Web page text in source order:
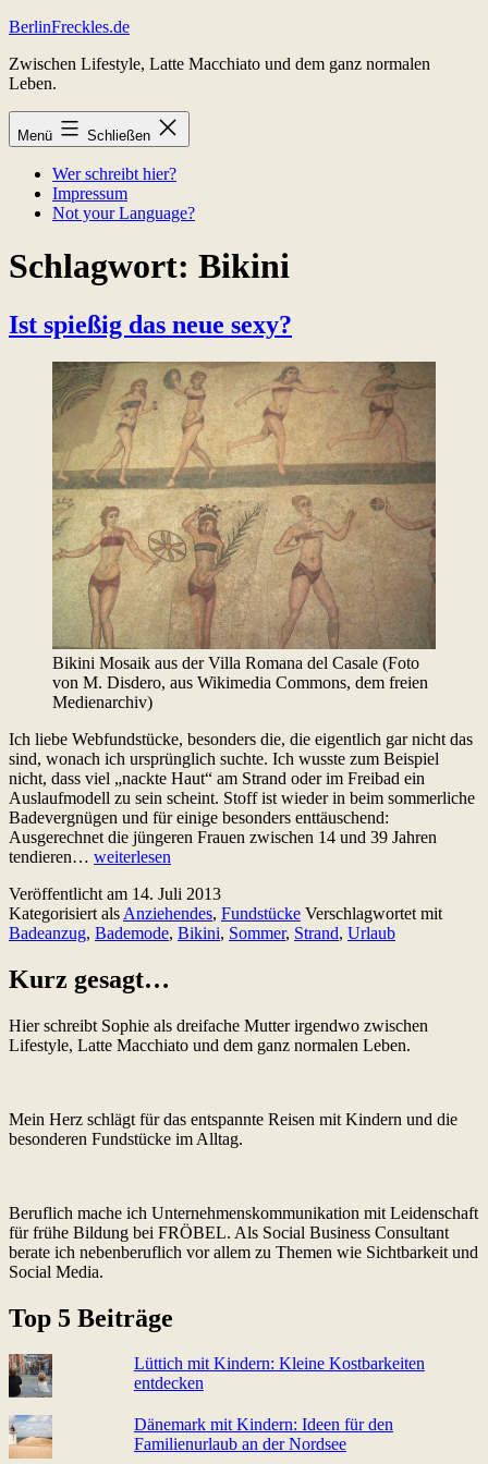
Zum
springen
BerlinFreckles.de
Zwischen Lifestyle, Latte Macchiato und dem ganz normalen
Leben.
Menü Schließen
Wer schreibt hier?
Impressum
Not your Language?
Schlagwort: Bikini
Ist spießig das neue sexy?
Bikini Mosaik aus der Villa Romana del Casale (Foto
von M. Disdero, aus Wikimedia Commons, dem freien
Medienarchiv)
Ich liebe Webfundstücke, besonders die, die eigentlich gar nicht das
sind, wonach ich ursprünglich suchte. Ich wusste zum Beispiel
nicht, dass viel „nackte Haut“ am Strand oder im Freibad ein
Auslaufmodell zu sein scheint. Stoff ist wieder in beim sommerliche
Badevergnügen und für einige besonders enttäuschend:
Ausgerechnet die jüngeren Frauen zwischen 14 und 39 Jahren
tendieren… Ist
das
neue
sexy?
weiterlesen
Veröffentlicht am 14. Juli 2013
Kategorisiert als Anziehendes, Fundstücke Verschlagwortet mit
Badeanzug, Bademode, Bikini, Sommer, Strand, Urlaub
Kurz gesagt…
Hier schreibt Sophie als dreifache Mutter irgendwo zwischen
Lifestyle, Latte Macchiato und dem ganz normalen Leben.
Mein Herz schlägt für das entspannte Reisen mit Kindern und die
besonderen Fundstücke im Alltag.
Beruflich mache ich Unternehmenskommunikation mit Leidenschaft
für frühe Bildung bei FRÖBEL. Als Social Business Consultant
berate ich nebenberuflich vor allem zu Themen wie Sichtbarkeit und
Social Media.
Top 5 Beiträge
Lüttich mit Kindern: Kleine Kostbarkeiten
entdecken
Dänemark mit Kindern: Ideen für den
Familienurlaub an der Nordsee